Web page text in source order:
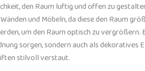
den Raum luftig und offen zu
und Möbeln, da diese den Raum
um den Raum optisch zu vergrößern.
sorgen, sondern auch als dekoratives
stilvoll verstaut.